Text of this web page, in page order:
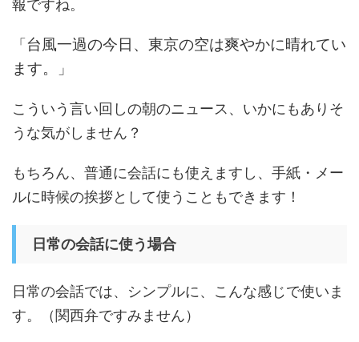
報ですね。
「台風一過の今日、東京の空は爽やかに晴れてい
ます。
」
こういう言い回しの朝のニュース、いかにもありそ
うな気がしません？
もちろん、普通に会話にも使えますし、手紙・メー
ルに時候の挨拶として使うこともできます！
日常の会話に使う場合
日常の会話では、シンプルに、こんな感じで使いま
す。（関西弁ですみません）